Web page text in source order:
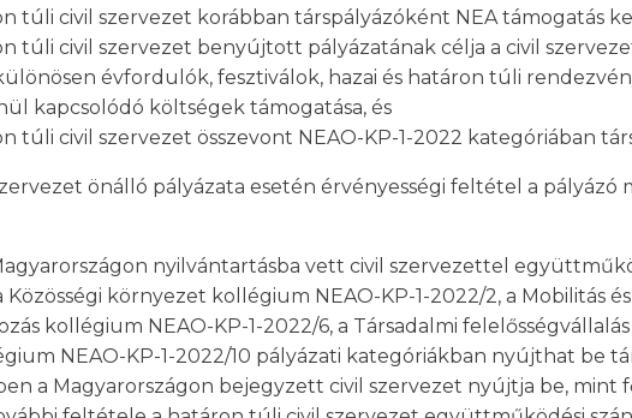
túli civil szervezet korábban társpályázóként NEA támogatás
túli civil szervezet benyújtott pályázatának célja a civil
évfordulók, fesztiválok, hazai és határon túli
kapcsolódó költségek támogatása, és
túli civil szervezet összevont NEAO-KP-1-2022 kategóriában
önálló pályázata esetén érvényességi feltétel a pályázó
nyilvántartásba vett civil szervezettel
környezet kollégium NEAO-KP-1-2022/2, a Mobilitás
kollégium NEAO-KP-1-2022/6, a Társadalmi
NEAO-KP-1-2022/10 pályázati kategóriákban nyújthat be
a Magyarországon bejegyzett civil szervezet nyújtja be, mint